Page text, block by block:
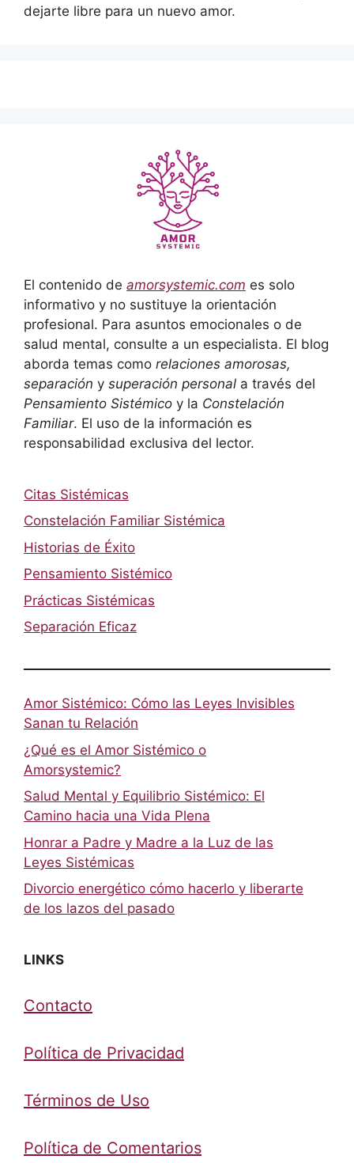
dejarte libre para un nuevo amor.
El contenido de amorsystemic.com es solo
informativo y no sustituye la orientación
profesional. Para asuntos emocionales o de
salud mental, consulte a un especialista. El blog
aborda temas como relaciones amorosas,
separación y superación personal a través del
Pensamiento Sistémico y la Constelación
Familiar. El uso de la información es
responsabilidad exclusiva del lector.
Citas Sistémicas
Constelación Familiar Sistémica
Historias de Éxito
Pensamiento Sistémico
Prácticas Sistémicas
Separación Eficaz
Amor Sistémico: Cómo las Leyes Invisibles
Sanan tu Relación
¿Qué es el Amor Sistémico o
Amorsystemic?
Salud Mental y Equilibrio Sistémico: El
Camino hacia una Vida Plena
Honrar a Padre y Madre a la Luz de las
Leyes Sistémicas
Divorcio energético cómo hacerlo y liberarte
de los lazos del pasado
LINKS
Contacto
Política de Privacidad
Términos de Uso
Política de Comentarios